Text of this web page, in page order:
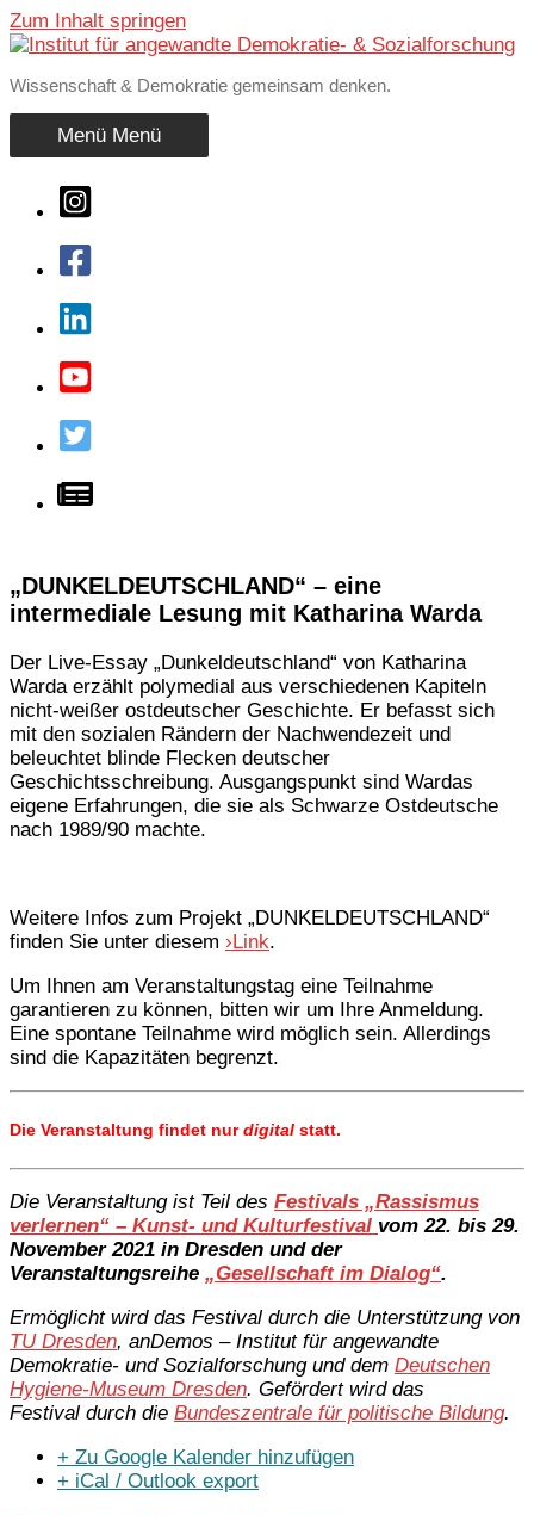
Zum Inhalt springen
Wissenschaft & Demokratie gemeinsam denken.
Menü Menü
„DUNKELDEUTSCHLAND“ – eine
intermediale Lesung mit Katharina Warda
Der Live-Essay „Dunkeldeutschland“ von Katharina
Warda erzählt polymedial aus verschiedenen Kapiteln
nicht-weißer ostdeutscher Geschichte. Er befasst sich
mit den sozialen Rändern der Nachwendezeit und
beleuchtet blinde Flecken deutscher
Geschichtsschreibung. Ausgangspunkt sind Wardas
eigene Erfahrungen, die sie als Schwarze Ostdeutsche
nach 1989/90 machte.
Weitere Infos zum Projekt „DUNKELDEUTSCHLAND“
finden Sie unter diesem ›Link.
Um Ihnen am Veranstaltungstag eine Teilnahme
garantieren zu können, bitten wir um Ihre Anmeldung.
Eine spontane Teilnahme wird möglich sein. Allerdings
sind die Kapazitäten begrenzt.
Die Veranstaltung findet nurdigital statt.
Die Veranstaltung ist Teil des Festivals „Rassismus
verlernen“ – Kunst- und Kulturfestival vom 22. bis 29.
November 2021 in Dresden und der
Veranstaltungsreihe „Gesellschaft im Dialog“.
Ermöglicht wird das Festival durch die Unterstützung von
TU Dresden, anDemos – Institut für angewandte
Demokratie- und Sozialforschung und dem Deutschen
Hygiene-Museum Dresden. Gefördert wird das
Festival durch die Bundeszentrale für politische Bildung.
+ Zu Google Kalender hinzufügen
+ iCal / Outlook export